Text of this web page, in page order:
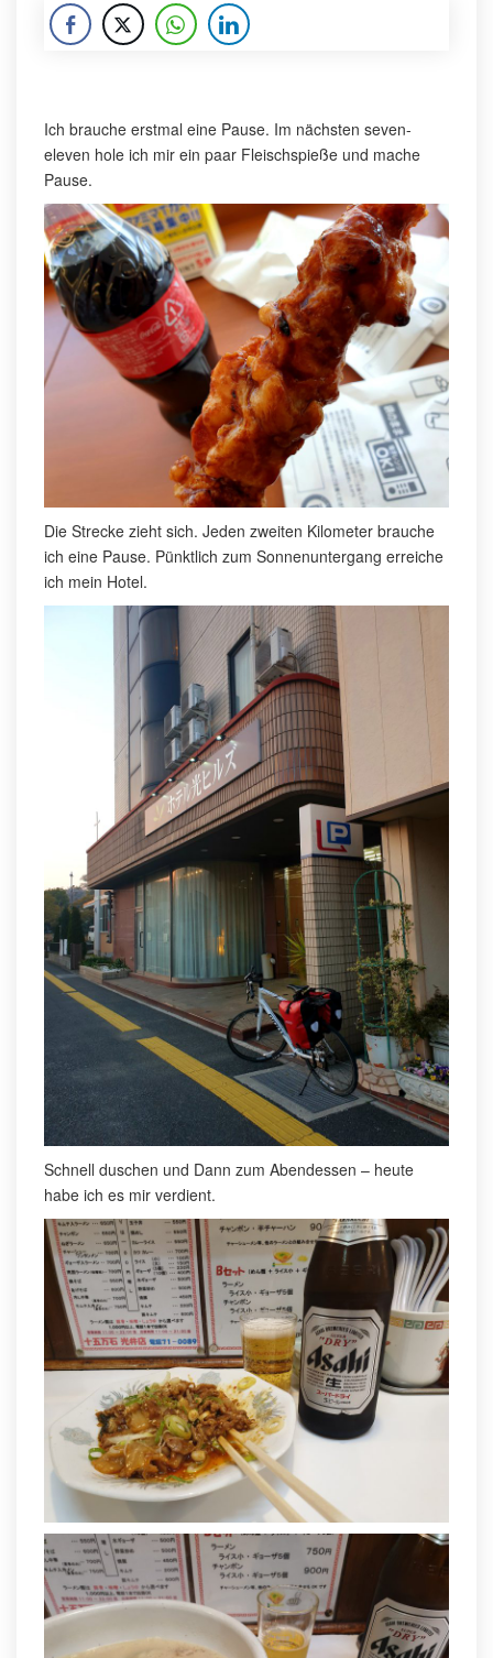
Ich brauche erstmal eine Pause. Im nächsten seven-
eleven hole ich mir ein paar Fleischspieße und mache
Pause.
Die Strecke zieht sich. Jeden zweiten Kilometer brauche
ich eine Pause. Pünktlich zum Sonnenuntergang erreiche
ich mein Hotel.
Schnell duschen und Dann zum Abendessen – heute
habe ich es mir verdient.